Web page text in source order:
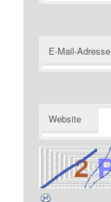
E-Mail-Adresse
Website